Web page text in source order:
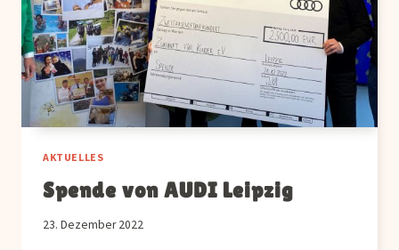
AKTUELLES
Spende von AUDI Leipzig
23. Dezember 2022